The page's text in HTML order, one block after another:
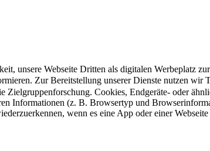
unsere Webseite Dritten als digitalen Werbeplatz
Zur Bereitstellung unserer Dienste nutzen wir
Cookies, Endgeräte- oder
Informationen (z. B. Browsertyp und
wenn es eine App oder einer